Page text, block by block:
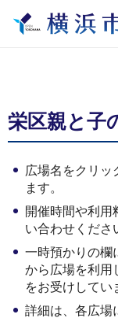
栄区親と子
広場名をクリッ
ます。
開催時間や利用
い合わせくださ
一時預かりの欄
から広場を利用
をお受けしてい
詳細は、各広場